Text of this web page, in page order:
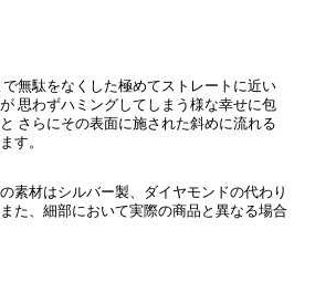
無駄をなくした極めてストレートに近い
思わずハミングしてしまう様な幸せに包
さらにその表面に施された斜めに流れる
す。
素材はシルバー製、ダイヤモンドの代わり
た、細部において実際の商品と異なる場合